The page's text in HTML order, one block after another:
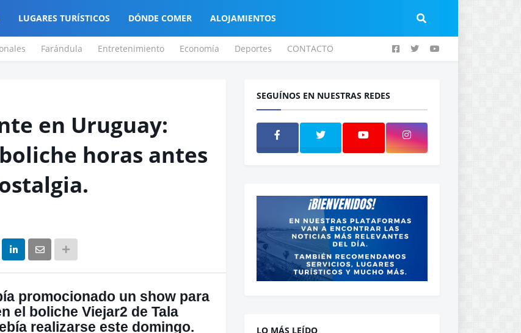
LUGARES TURÍSTICOS DÓNDE COMER ALOJAMIENTOS
Farándula Entretenimiento Economía Deportes CONTACTO
en Uruguay:
horas antes
promocionado un show para
el boliche Viejar2 de Tala
realizarse este domingo.
SEGUÍNOS EN NUESTRAS REDES
LO MÁS LEÍDO